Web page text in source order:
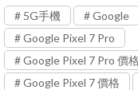
5G手機
Google
Google Pixel 7 Pro
Google Pixel 7 Pro 價格
Google Pixel 7 價格